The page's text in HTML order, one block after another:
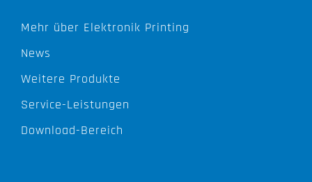
Mehr über Elektronik Printing
News
Weitere Produkte
Service-Leistungen
Download-Bereich